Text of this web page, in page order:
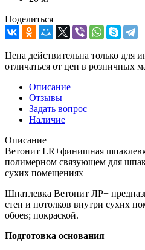
Поделиться
Цена действительна только для
отличаться от цен в розничных
Описание
Отзывы
Задать вопрос
Наличие
Описание
Ветонит LR+финишная
полимерном связующем для
сухих помещениях
Шпатлевка Ветонит ЛР+
стен и потолков внутри сухих
обоев; покраской.
Подготовка основания